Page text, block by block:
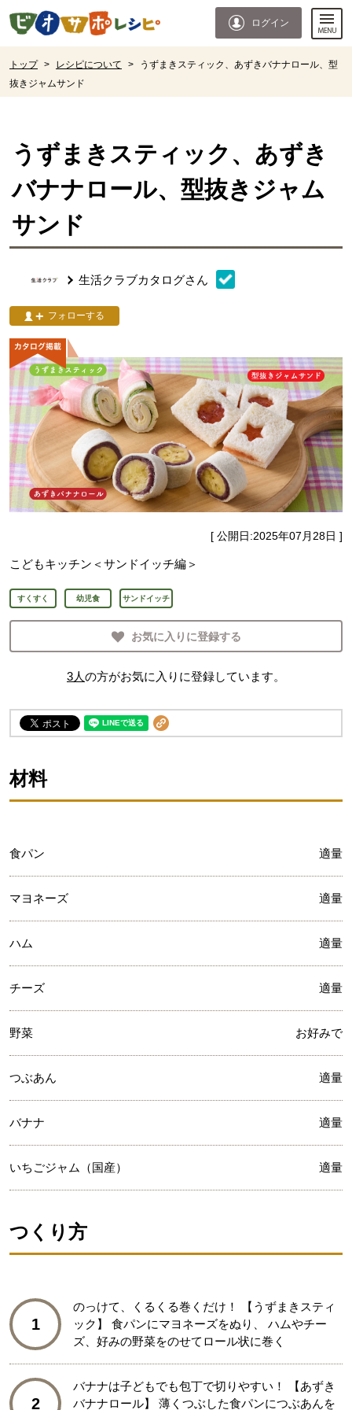
ページの先頭です。
ログイン
トップ > レシピについて >
うずまきスティック、あずきバナナロール、型
抜きジャムサンド
うずまきスティック、あずき
バナナロール、型抜きジャム
サンド
生活クラブカタログさん
フォローする
[ 公開日:2025年07月28日 ]
こどもキッチン＜サンドイッチ編＞
すくすく 幼児食 サンドイッチ
お気に入りに登録する
3人の方がお気に入りに登録しています。
材料
食パン 適量
マヨネーズ 適量
ハム 適量
チーズ 適量
野菜 お好みで
つぶあん 適量
バナナ 適量
いちごジャム（国産） 適量
つくり方
1
のっけて、くるくる巻くだけ！ 【うずまきスティ
ック】 食パンにマヨネーズをぬり、 ハムやチー
ズ、好みの野菜をのせてロール状に巻く
2
バナナは子どもでも包丁で切りやすい！ 【あずき
バナナロール】 薄くつぶした食パンにつぶあんを